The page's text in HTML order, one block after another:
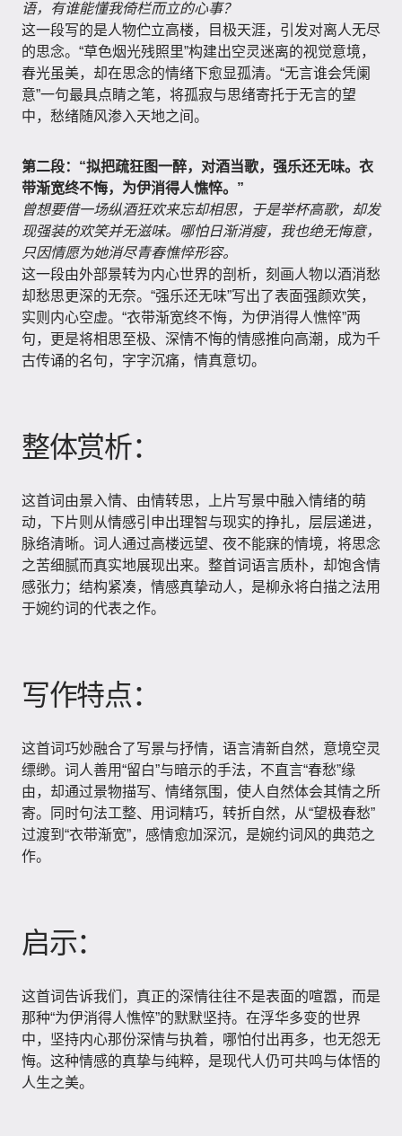
语，有谁能懂我倚栏而立的心事？
这一段写的是人物伫立高楼，目极天涯，引发对离人无尽
的思念。“草色烟光残照里”构建出空灵迷离的视觉意境，
春光虽美，却在思念的情绪下愈显孤清。“无言谁会凭阑
意”一句最具点睛之笔，将孤寂与思绪寄托于无言的望
中，愁绪随风渗入天地之间。
第二段：“拟把疏狂图一醉，对酒当歌，强乐还无味。衣
带渐宽终不悔，为伊消得人憔悴。”
曾想要借一场纵酒狂欢来忘却相思，于是举杯高歌，却发
现强装的欢笑并无滋味。哪怕日渐消瘦，我也绝无悔意，
只因情愿为她消尽青春憔悴形容。
这一段由外部景转为内心世界的剖析，刻画人物以酒消愁
却愁思更深的无奈。“强乐还无味”写出了表面强颜欢笑，
实则内心空虚。“衣带渐宽终不悔，为伊消得人憔悴”两
句，更是将相思至极、深情不悔的情感推向高潮，成为千
古传诵的名句，字字沉痛，情真意切。
整体赏析：
这首词由景入情、由情转思，上片写景中融入情绪的萌
动，下片则从情感引申出理智与现实的挣扎，层层递进，
脉络清晰。词人通过高楼远望、夜不能寐的情境，将思念
之苦细腻而真实地展现出来。整首词语言质朴，却饱含情
感张力；结构紧凑，情感真挚动人，是柳永将白描之法用
于婉约词的代表之作。
写作特点：
这首词巧妙融合了写景与抒情，语言清新自然，意境空灵
缥缈。词人善用“留白”与暗示的手法，不直言“春愁”缘
由，却通过景物描写、情绪氛围，使人自然体会其情之所
寄。同时句法工整、用词精巧，转折自然，从“望极春愁”
过渡到“衣带渐宽”，感情愈加深沉，是婉约词风的典范之
作。
启示：
这首词告诉我们，真正的深情往往不是表面的喧嚣，而是
那种“为伊消得人憔悴”的默默坚持。在浮华多变的世界
中，坚持内心那份深情与执着，哪怕付出再多，也无怨无
悔。这种情感的真挚与纯粹，是现代人仍可共鸣与体悟的
人生之美。